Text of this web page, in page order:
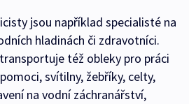
jsou například specialisté na
hladinách či zdravotníci.
též obleky pro práci
svítilny, žebříky, celty,
na vodní záchranářství,